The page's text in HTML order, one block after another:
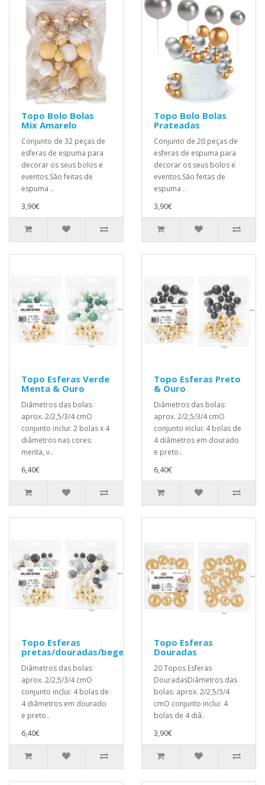
Topo Bolo Bolas
Mix Amarelo
Conjunto de 32 peças de
esferas de espuma para
decorar os seus bolos e
eventos.São feitas de
espuma ..
3,90€
Topo Bolo Bolas
Prateadas
Conjunto de 20 peças de
esferas de espuma para
decorar os seus bolos e
eventos.São feitas de
espuma ..
3,90€
Topo Esferas Verde
Menta & Ouro
Diâmetros das bolas:
aprox. 2/2,5/3/4 cmO
conjunto inclui: 2 bolas x 4
diâmetros nas cores:
menta, v..
6,40€
Topo Esferas Preto
& Ouro
Diâmetros das bolas:
aprox. 2/2,5/3/4 cmO
conjunto inclui: 4 bolas de
4 diâmetros em dourado
e preto..
6,40€
Topo Esferas
pretas/douradas/bege/cinza
Diâmetros das bolas:
aprox. 2/2,5/3/4 cmO
conjunto inclui: 4 bolas de
4 diâmetros em dourado
e preto..
6,40€
Topo Esferas
Douradas
20 Topos Esferas
DouradasDiâmetros das
bolas: aprox. 2/2,5/3/4
cmO conjunto inclui: 4
bolas de 4 diâ..
3,90€